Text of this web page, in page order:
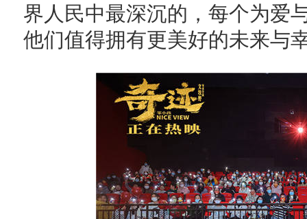
界人民中最深沉的，每个为爱
他们值得拥有更美好的未来与